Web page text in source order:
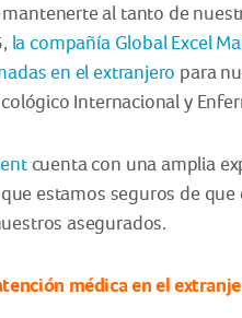
al tanto de
la compañía Global Excel
en el extranjero para
Internacional y
cuenta con una amplia
estamos seguros de
asegurados.
médica en el